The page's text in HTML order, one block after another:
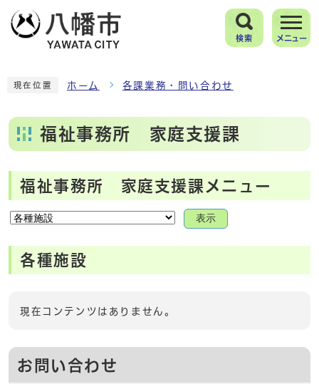
検索 メニュー
現在位置 ホーム 各課業務・問い合わせ
福祉事務所 家庭支援課
福祉事務所 家庭支援課メニュー
表示
各種施設
現在コンテンツはありません。
お問い合わせ